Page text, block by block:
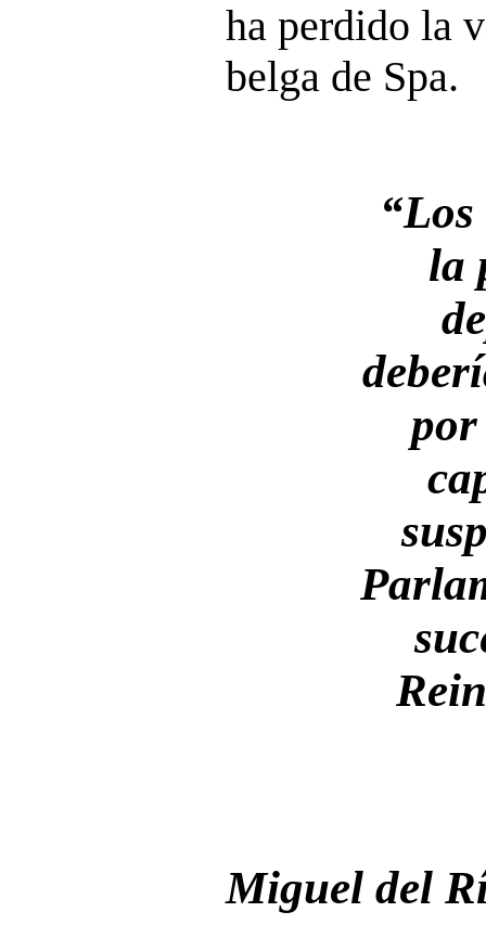
ha perdido la
belga de Spa.
la
Miguel del